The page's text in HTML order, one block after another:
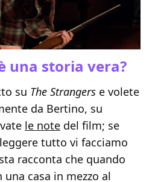
una storia vera?
su The Strangers e volete
da Bertino, su
le note del film; se
tutto vi facciamo
racconta che quando
casa in mezzo al